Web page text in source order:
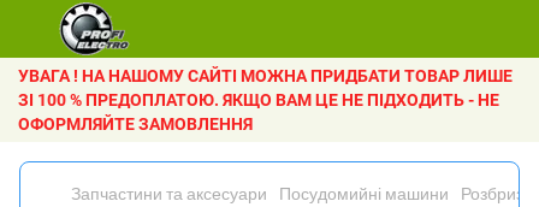
УВАГА ! НА НАШОМУ САЙТІ МОЖНА ПРИДБАТИ ТОВАР ЛИШЕ
ЗІ 100 % ПРЕДОПЛАТОЮ. ЯКЩО ВАМ ЦЕ НЕ ПІДХОДИТЬ - НЕ
ОФОРМЛЯЙТЕ ЗАМОВЛЕННЯ
Запчастини та аксесуари Посудомийні машини